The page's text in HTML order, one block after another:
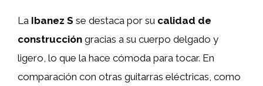
La Ibanez S se destaca por su calidad de
construcción gracias a su cuerpo delgado y
ligero, lo que la hace cómoda para tocar. En
comparación con otras guitarras eléctricas, como